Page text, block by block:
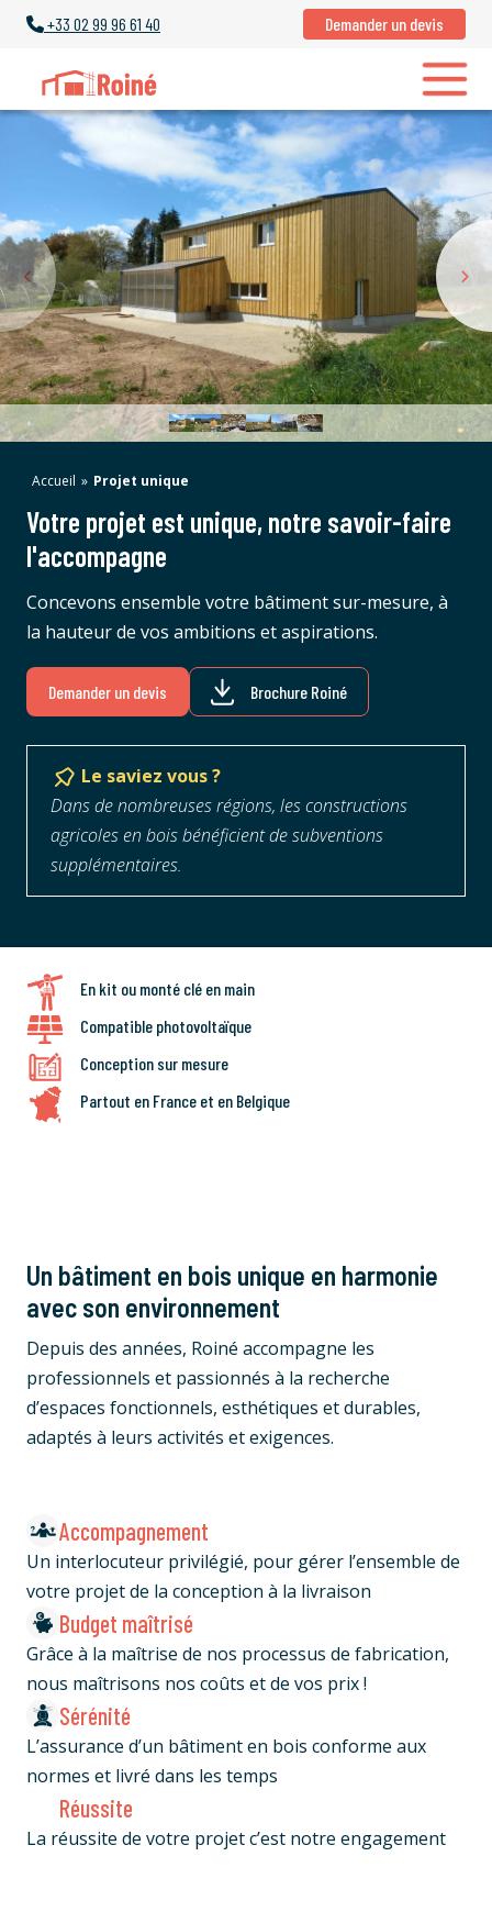
+33 02 99 96 61 40 Demander un devis
Votre projet est unique, notre savoir-faire
l'accompagne
Accueil » Projet unique
Concevons ensemble votre bâtiment sur-mesure, à
la hauteur de vos ambitions et aspirations.
Demander un devis Brochure Roiné
Le saviez vous ?
Dans de nombreuses régions, les constructions
agricoles en bois bénéficient de subventions
supplémentaires.
En kit ou monté clé en main
Compatible photovoltaïque
Conception sur mesure
Partout en France et en Belgique
Un bâtiment en bois unique en harmonie
avec son environnement
Depuis des années, Roiné accompagne les
professionnels et passionnés à la recherche
d’espaces fonctionnels, esthétiques et durables,
adaptés à leurs activités et exigences.
Accompagnement
Un interlocuteur privilégié, pour gérer l’ensemble de
votre projet de la conception à la livraison
Budget maîtrisé
Grâce à la maîtrise de nos processus de fabrication,
nous maîtrisons nos coûts et de vos prix !
Sérénité
L’assurance d’un bâtiment en bois conforme aux
normes et livré dans les temps
Réussite
La réussite de votre projet c’est notre engagement